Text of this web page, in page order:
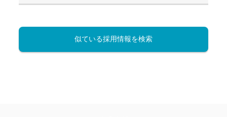
似ている採用情報を検索